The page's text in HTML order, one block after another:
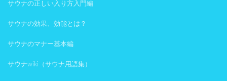
サウナの正しい入り方入門編
サウナの効果、効能とは？
サウナのマナー基本編
サウナwiki（サウナ用語集）